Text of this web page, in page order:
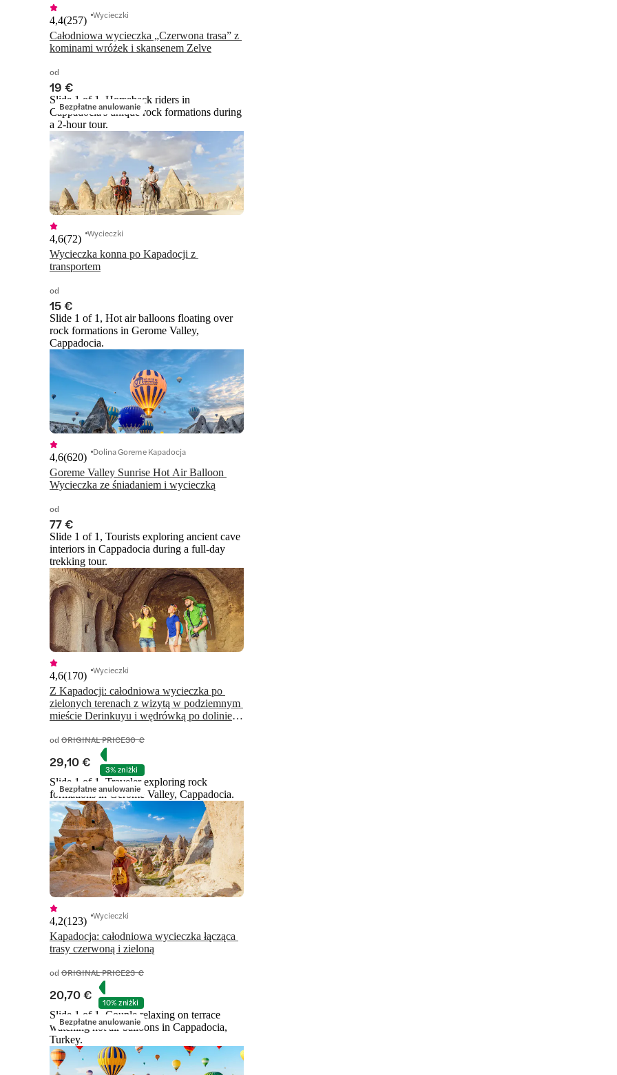
Całodniowa wycieczka „Czerwona trasa” z
kominami wróżek i skansenem Zelve
4,4(257) Wycieczki
od
19 €
Bezpłatne anulowanie
Slide 1 of 1, Horseback riders in
Cappadocia's unique rock formations during
a 2-hour tour.
Wycieczka konna po Kapadocji z
transportem
4,6(72) Wycieczki
od
15 €
Slide 1 of 1, Hot air balloons floating over
rock formations in Gerome Valley,
Cappadocia.
Goreme Valley Sunrise Hot Air Balloon
Wycieczka ze śniadaniem i wycieczką
4,6(620) Dolina Goreme Kapadocja
od
77 €
Slide 1 of 1, Tourists exploring ancient cave
interiors in Cappadocia during a full-day
trekking tour.
Z Kapadocji: całodniowa wycieczka po
zielonych terenach z wizytą w podziemnym
mieście Derinkuyu i wędrówką po dolinie
4,6(170) Wycieczki
od ORIGINAL PRICE30 €
29,10 € 3% zniżki
Bezpłatne anulowanie
Slide 1 of 1, Traveler exploring rock
formations in Gerome Valley, Cappadocia.
Kapadocja: całodniowa wycieczka łącząca
trasy czerwoną i zieloną
4,2(123) Wycieczki
od ORIGINAL PRICE23 €
20,70 € 10% zniżki
Bezpłatne anulowanie
Slide 1 of 1, Couple relaxing on terrace
watching hot air balloons in Cappadocia,
Turkey.